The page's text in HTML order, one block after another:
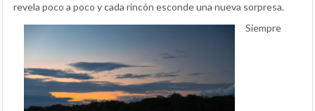
revela poco a poco y cada rincón esconde una nueva sorpresa.
Siempre